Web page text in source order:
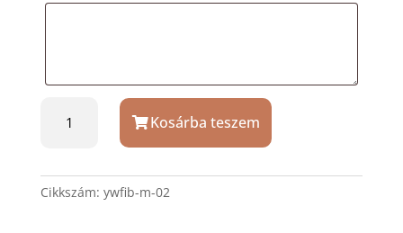
névtábla
Kosárba teszem
Cikkszám: ywfib-m-02